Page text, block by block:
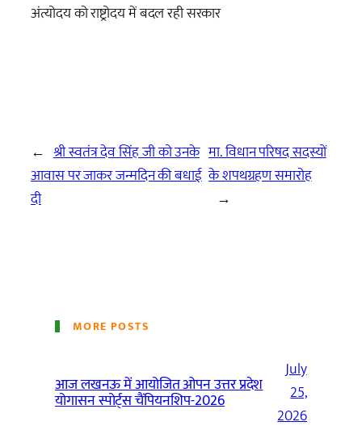
अंत्योदय को राष्ट्रोदय में बदल रही सरकार
← श्री स्वतंत्र देव सिंह जी को उनके
आवास पर जाकर जन्मदिन की बधाई
दी
मा. विधान परिषद सदस्यों
के शपथग्रहण समारोह
→
MORE POSTS
आज लखनऊ में आयोजित ओपन उत्तर प्रदेश
योगासन स्पोर्ट्स चैंपियनशिप-2026
July
25,
2026